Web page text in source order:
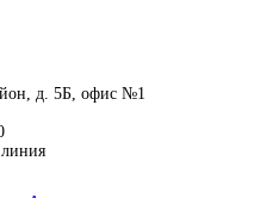
д. 5Б, офис №1
линия